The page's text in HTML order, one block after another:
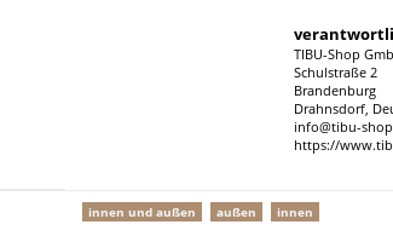
TIBU-Shop
Schulstraße 2
Brandenburg
Drahnsdorf,
info@tibu-
https://
innen und außen außen innen